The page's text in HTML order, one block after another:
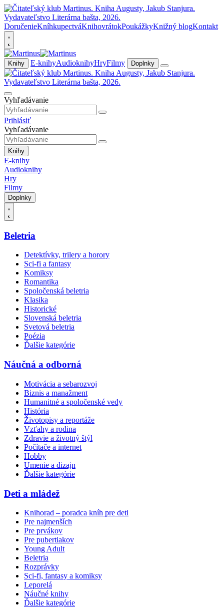
DoručenieKníhkupectváKnihovrátokPoukážkyKnižný blogKontakt
Knihy E-knihyAudioknihyHryFilmy Doplnky
Vyhľadávanie
Prihlásiť
Vyhľadávanie
Knihy
E-knihy
Audioknihy
Hry
Filmy
Doplnky
Beletria
Detektívky, trilery a horory
Sci-fi a fantasy
Komiksy
Romantika
Spoločenská beletria
Klasika
Historické
Slovenská beletria
Svetová beletria
Poézia
Ďalšie kategórie
Náučná a odborná
Motivácia a sebarozvoj
Biznis a manažment
Humanitné a spoločenské vedy
História
Životopisy a reportáže
Vzťahy a rodina
Zdravie a životný štýl
Počítače a internet
Hobby
Umenie a dizajn
Ďalšie kategórie
Deti a mládež
Knihorad – poradca kníh pre deti
Pre najmenších
Pre prvákov
Pre pubertiakov
Young Adult
Beletria
Rozprávky
Sci-fi, fantasy a komiksy
Leporelá
Náučné knihy
Ďalšie kategórie